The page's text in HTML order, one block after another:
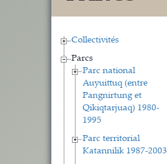
Collectivités
Parcs
Parc national
Auyuittuq (entre
Pangnirtung et
Qikiqtarjuaq) 1980-
1995
Parc territorial
Katannilik 1987-2003